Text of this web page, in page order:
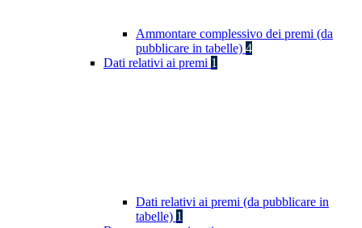
Ammontare complessivo dei premi (da
pubblicare in tabelle) 4
Dati relativi ai premi 1
Dati relativi ai premi (da pubblicare in
tabelle) 1